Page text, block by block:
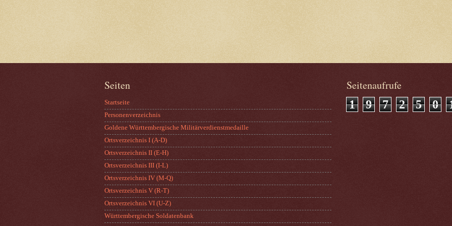
Seiten
Startseite
Personenverzeichnis
Goldene Württembergische Militärverdienstmedaille
Ortsverzeichnis I (A-D)
Ortsverzeichnis II (E-H)
Ortsverzeichnis III (I-L)
Ortsverzeichnis IV (M-Q)
Ortsverzeichnis V (R-T)
Ortsverzeichnis VI (U-Z)
Württembergische Soldatenbank
Seitenaufrufe
1 9 7 2 5 0